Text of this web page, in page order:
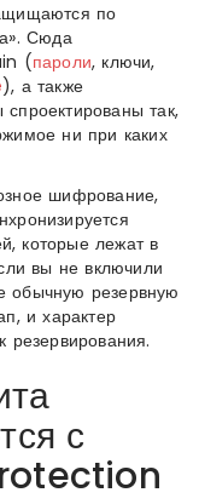
по
Сюда
(пароли, ключи,
), а также
так,
ни при каких
шифрование,
которые лежат в
вы не включили
обычную резервную
и характер
резервирования.
с